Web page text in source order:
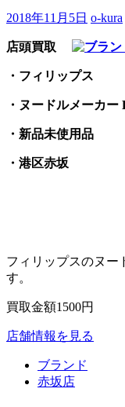
2018年11月5日 o-kura
店頭買取
・フィリップス
・ヌードルメーカー
・新品未使用品
・港区赤坂
フィリップスのヌー
す。
買取金額1500円
店舗情報を見る
ブランド
赤坂店